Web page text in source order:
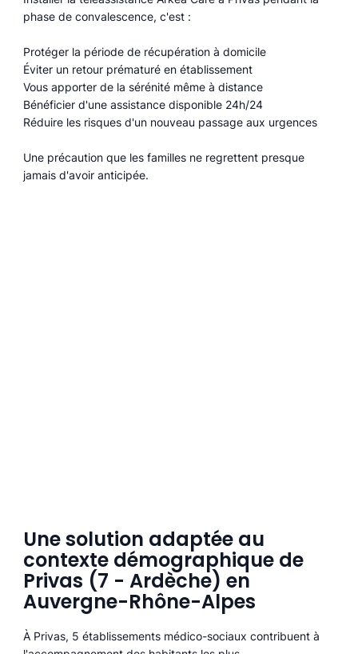
phase de convalescence, c'est :
Protéger la période de récupération à domicile
Éviter un retour prématuré en établissement
Vous apporter de la sérénité même à distance
Bénéficier d'une assistance disponible 24h/24
Réduire les risques d'un nouveau passage aux urgences
Une précaution que les familles ne regrettent presque
jamais d'avoir anticipée.
Une solution adaptée au
contexte démographique de
Privas (7 - Ardèche) en
Auvergne-Rhône-Alpes
À Privas, 5 établissements médico-sociaux contribuent à